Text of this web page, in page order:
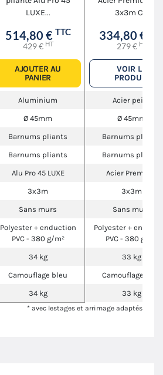
LUXE...
3x3m C...
514,80 € TTC
429 € HT
334,80 €
279 € HT
AJOUTER AU
PANIER
VOIR LE
PRODUIT
Aluminium Acier peint
Ø 45mm Ø 45mm
Barnums pliants Barnums pliants
Barnums pliants Barnums pliants
Alu Pro 45 LUXE Acier Premium
3x3m 3x3m
Sans murs Sans murs
Polyester + enduction
PVC - 380 g/m²
Polyester +
PVC - 380 g/m²
34 kg 33 kg
Camouflage bleu Camouflage bleu
34 kg 33 kg
* avec lestages et arrimage adaptés